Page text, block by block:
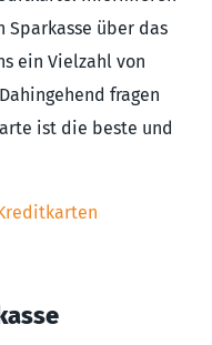
Sparkasse über das
ein Vielzahl von
fragen
ist die beste und